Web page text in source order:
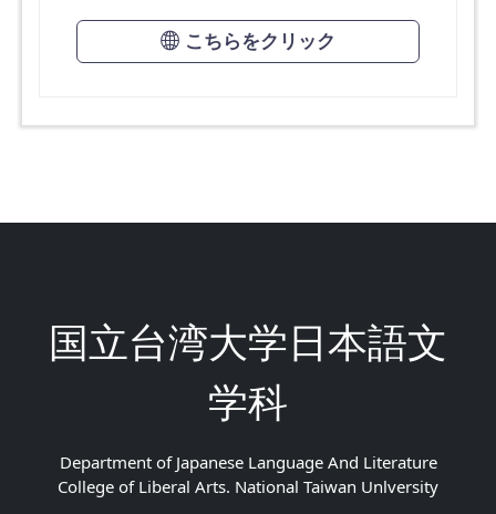
こちらをクリック
国立台湾大学日本語文
学科
Department of Japanese Language And Literature
College of Liberal Arts. National Taiwan Unlversity